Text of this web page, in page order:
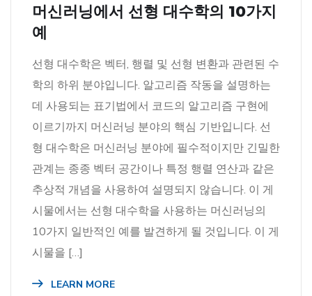
머신러닝에서 선형 대수학의 10가지
예
선형 대수학은 벡터, 행렬 및 선형 변환과 관련된 수
학의 하위 분야입니다. 알고리즘 작동을 설명하는
데 사용되는 표기법에서 코드의 알고리즘 구현에
이르기까지 머신러닝 분야의 핵심 기반입니다. 선
형 대수학은 머신러닝 분야에 필수적이지만 긴밀한
관계는 종종 벡터 공간이나 특정 행렬 연산과 같은
추상적 개념을 사용하여 설명되지 않습니다. 이 게
시물에서는 선형 대수학을 사용하는 머신러닝의
10가지 일반적인 예를 발견하게 될 것입니다. 이 게
시물을 […]
LEARN MORE